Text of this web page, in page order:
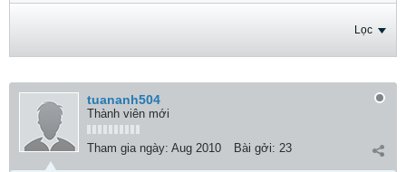
Lọc
tuananh504
Thành viên mới
Tham gia ngày: Aug 2010 Bài gởi: 23